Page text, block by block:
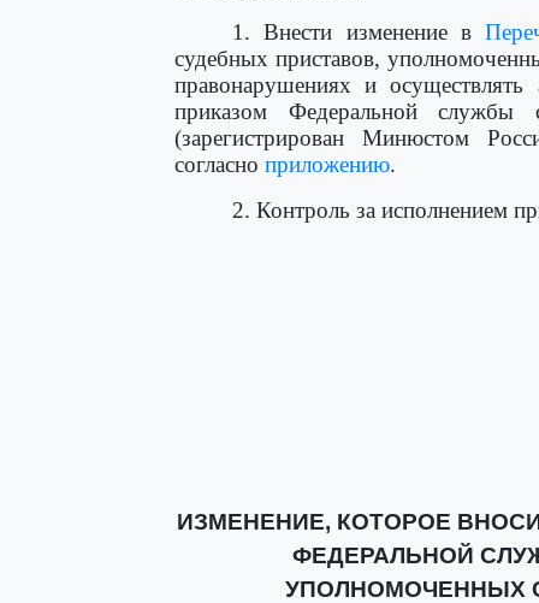
1. Внести изменение в
судебных приставов,
правонарушениях и осуществлять
приказом Федеральной
(зарегистрирован Минюстом
согласно приложению.
2. Контроль за исполнением
ИЗМЕНЕНИЕ, КОТОРОЕ
ФЕДЕРАЛЬНОЙ
УПОЛНОМОЧЕННЫХ